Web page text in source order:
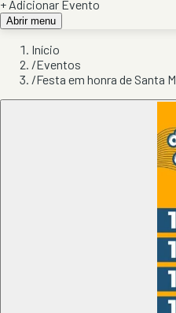
+ Adicionar Evento
Abrir menu
Início
/Eventos
/Festa em honra de Santa